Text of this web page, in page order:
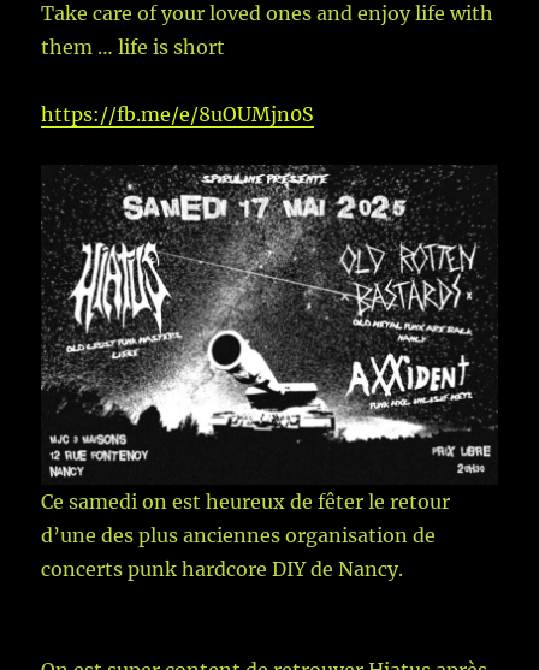
Take care of your loved ones and enjoy life with
them … life is short
https://fb.me/e/8uOUMjn0S
Ce samedi on est heureux de fêter le retour
d’une des plus anciennes organisation de
concerts punk hardcore DIY de Nancy.